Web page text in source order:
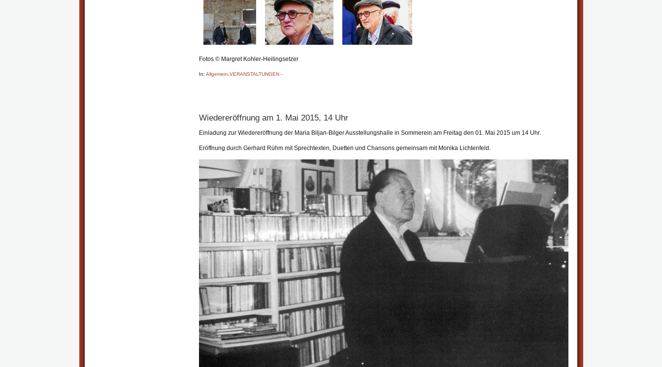
Fotos © Margret Kohler-Heilingsetzer
In: Allgemein VERANSTALTUNGEN-
Wiedereröffnung am 1. Mai 2015, 14 Uhr
Einladung zur Wiedereröffnung der Maria Biljan-Bilger Ausstellungshalle in Sommerein am Freitag den 01. Mai 2015 um 14 Uhr.
Eröffnung durch Gerhard Rühm mit Sprechtexten, Duetten und Chansons gemeinsam mit Monika Lichtenfeld.